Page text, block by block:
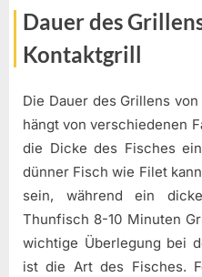
Dauer des
Kontaktgrill
Die Dauer des Grillens
hängt von verschiedenen
die Dicke des Fisches
dünner Fisch wie Filet
sein, während ein
Thunfisch 8-10 Minuten
wichtige Überlegung bei
ist die Art des Fisches.